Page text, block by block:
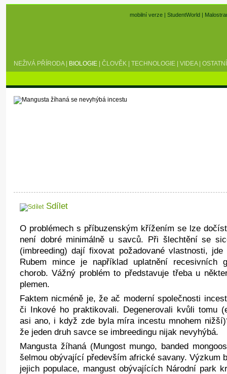
mobilní verze |StudentWorld |
NEŽIVÁ PŘÍRODA| BIOLOGIE | ČLOVĚK | TECHNOLOGIE | VIDEA| OSTATNÍ
Sdílet
O problémech s příbuzenským křížením se lze
není dobré minimálně u savců. Při šlechtění se
(imbreeding) dají fixovat požadované vlastnosti,
Rubem mince je například uplatnění recesivních
chorob. Vážný problém to představuje třeba u
plemen.
Faktem nicméně je, že ač moderní společnosti
či Inkové ho praktikovali. Degenerovali kvůli tomu
asi ano, i když zde byla míra incestu mnohem
že jeden druh savce se imbreedingu nijak nevyhýbá.
Mangusta žíhaná (Mungost mungo, banded
šelmou obývající především africké savany. Výzkum
jejich populace, mangust obývajících Národní park